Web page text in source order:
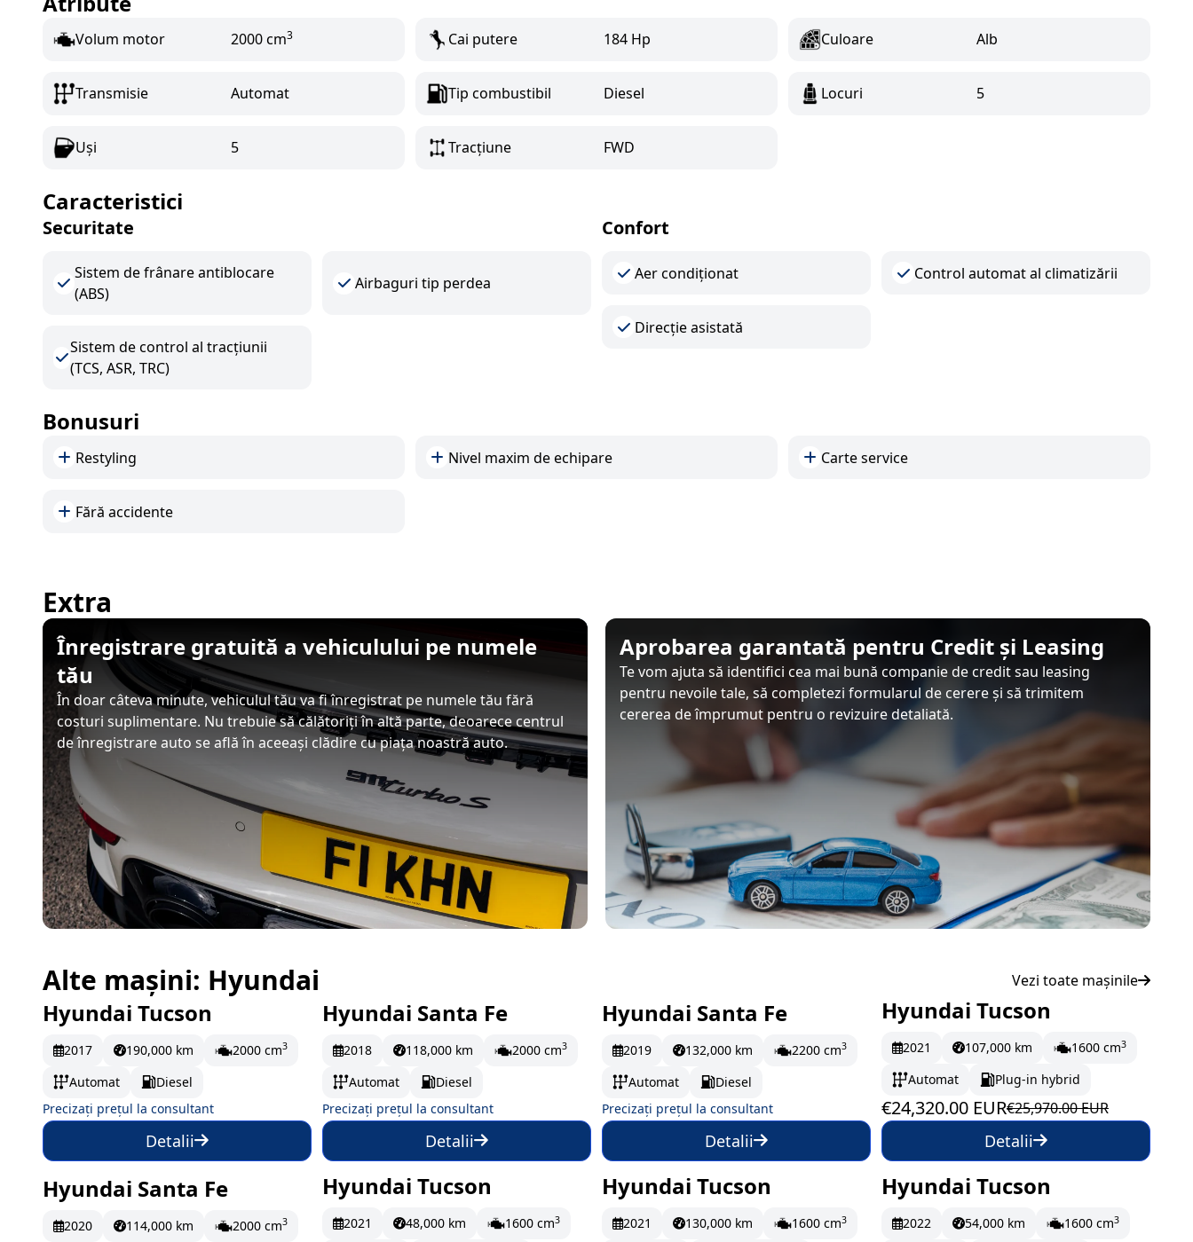
Volum motor 2000 cm3 Cai putere 184 Hp Culoare Alb
Transmisie Automat Tip combustibil Diesel Locuri 5
Uși 5 Tracțiune FWD
Caracteristici
Securitate
Sistem de frânare antiblocare
(ABS)
Airbaguri tip perdea
Sistem de control al tracțiunii
(TCS, ASR, TRC)
Confort
Aer condiționat Control automat al climatizării
Direcție asistată
Bonusuri
Restyling Nivel maxim de echipare Carte service
Fără accidente
Extra
Înregistrare gratuită a vehiculului pe numele
tău
În doar câteva minute, vehiculul tău va fi înregistrat pe numele tău fără
costuri suplimentare. Nu trebuie să călătoriți în altă parte, deoarece centrul
de înregistrare auto se află în aceeași clădire cu piața noastră auto.
Aprobarea garantată pentru Credit și Leasing
Te vom ajuta să identifici cea mai bună companie de credit sau leasing
pentru nevoile tale, să completezi formularul de cerere și să trimitem
cererea de împrumut pentru o revizuire detaliată.
Alte mașini: Hyundai Vezi toate mașinile
La comandă
Hyundai Tucson
2017 190,000 km 2000 cm3
Automat
Diesel
Precizați prețul la consultant
Detalii
La comandă
Hyundai Santa Fe
2018 118,000 km 2000 cm3
Automat
Diesel
Precizați prețul la consultant
Detalii
La comandă
Hyundai Santa Fe
2019 132,000 km 2200 cm3
Automat
Diesel
Precizați prețul la consultant
Detalii
În stoc 405.33 EUR/lună
Hyundai Tucson
2021 107,000 km 1600 cm3
Automat Plug-in hybrid
€24,320.00 EUR€25,970.00 EUR
Detalii
La comandă
Hyundai Santa Fe
2020 114,000 km 2000 cm3
În stoc 431.17 EUR/lună
Hyundai Tucson
2021 48,000 km 1600 cm3
În stoc 331.17 EUR/lună
Hyundai Tucson
2021 130,000 km 1600 cm3
În stoc 447.83 EUR/lună
Hyundai Tucson
2022 54,000 km 1600 cm3